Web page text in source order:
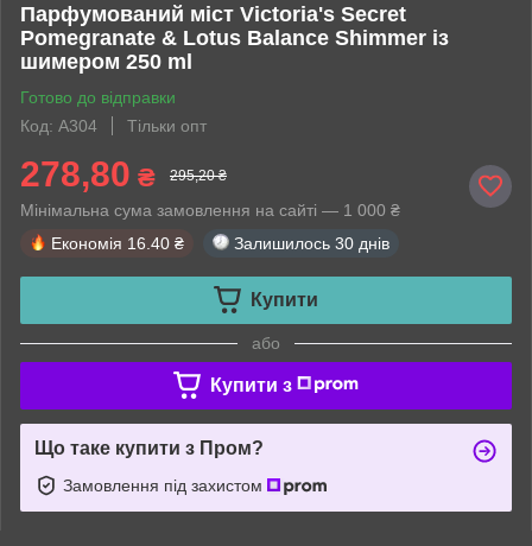
Парфумований міст Victoria's Secret
Pomegranate & Lotus Balance Shimmer із
шимером 250 ml
Готово до відправки
Код: A304
Тільки опт
278,80 ₴ 295,20 ₴
Мінімальна сума замовлення на сайті — 1 000 ₴
Економія 16.40 ₴ Залишилось 30 днів
Купити
або
Купити з
Що таке купити з Пром?
Замовлення під захистом